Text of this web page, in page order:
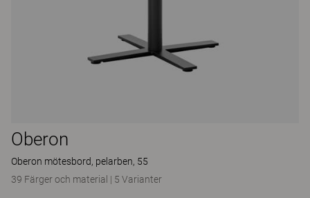
Oberon
Oberon mötesbord, pelarben, 55
39 Färger och material | 5 Varianter